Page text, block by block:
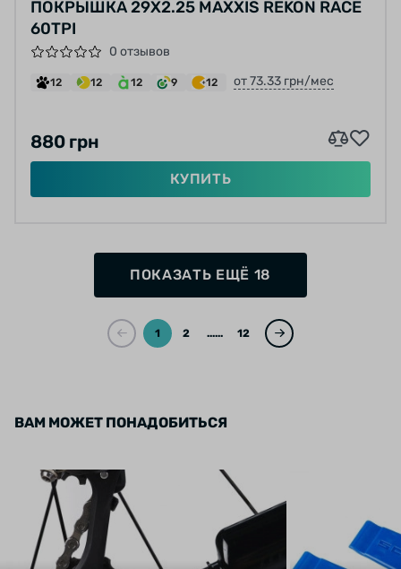
ПОКРЫШКА 29X2.25 MAXXIS REKON RACE
60TPI
0 отзывов
12 12 12 9 12 от 73.33 грн/мес
880 грн
КУПИТЬ
ПОКАЗАТЬ ЕЩЁ 18
1 2 ... 12
ВАМ МОЖЕТ ПОНАДОБИТЬСЯ